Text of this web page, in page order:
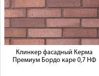
Клинкер фасадный Керма
Премиум Бордо каре 0,7 НФ